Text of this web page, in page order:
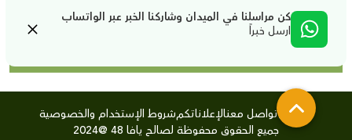
كن مراسلنا في الميدان وشاركنا الخبر عبر الواتساب
ارسل خبراً
جميع الحقوق محفوظة لصالح يافا 48 @2024
من نحنتواصل معنالإعلاناتكمشروط الإستخدام والخصوصية